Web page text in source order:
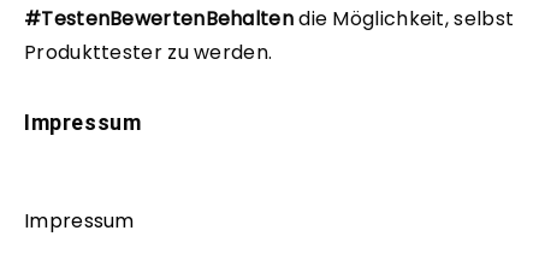
#TestenBewertenBehaltendie Möglichkeit, selbst
Produkttester zu werden.
Impressum
Impressum